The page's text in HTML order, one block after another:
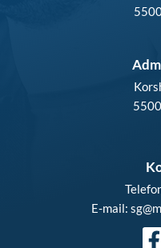
E-mail: sg